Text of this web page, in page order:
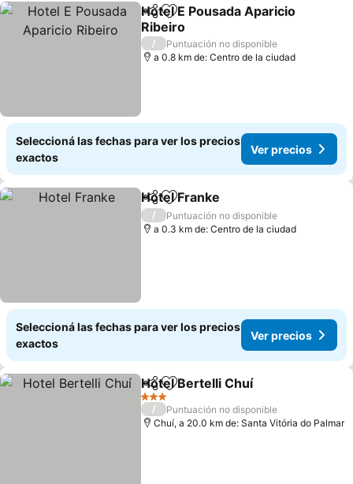
CompartirAñadir a favoritos
Hotel E Pousada Aparicio
Ribeiro
Ver precios
/
Puntuación no disponible
a 0.8 km de: Centro de la ciudad
Seleccioná las fechas para ver los precios
exactos
Ver precios
CompartirAñadir a favoritos
Hotel Franke
/
Puntuación no disponible
a 0.3 km de: Centro de la ciudad
Seleccioná las fechas para ver los precios
exactos
Ver precios
CompartirAñadir a favoritos
Hotel Bertelli Chuí
3 Estrellas
/
Puntuación no disponible
Chuí, a 20.0 km de: Santa Vitória do Palmar